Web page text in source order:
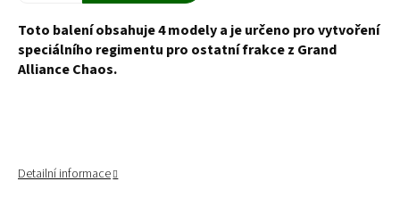
Toto balení obsahuje 4 modely a je určeno pro vytvoření
speciálního regimentu pro ostatní frakce z Grand
Alliance Chaos.
Detailní informace